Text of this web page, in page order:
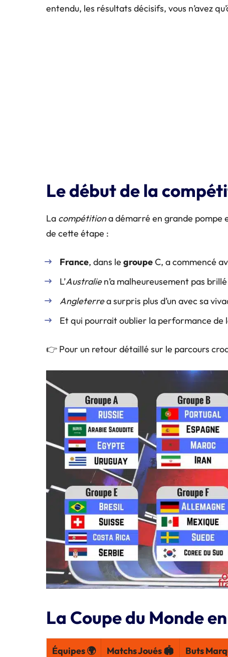
entendu, les résultats décisifs, vous n’avez
Le début de la
La compétitiona démarré en grande pompe
de cette étape :
France, dans le groupeC, a commencé
L’Australien’a malheureusement pas
Angleterrea surpris plus d’un avec sa
Et qui pourrait oublier la performance de
👉 Pour un retour détaillé sur le parcours
La Coupe du Monde
Équipes 🌍 Matchs Joués 🏟️ Buts